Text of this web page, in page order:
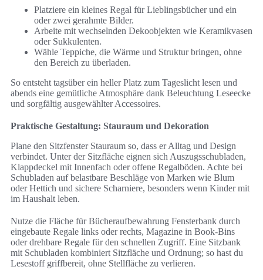
Platziere ein kleines Regal für Lieblingsbücher und ein
oder zwei gerahmte Bilder.
Arbeite mit wechselnden Dekoobjekten wie Keramikvasen
oder Sukkulenten.
Wähle Teppiche, die Wärme und Struktur bringen, ohne
den Bereich zu überladen.
So entsteht tagsüber ein heller Platz zum Tageslicht lesen und
abends eine gemütliche Atmosphäre dank Beleuchtung Leseecke
und sorgfältig ausgewählter Accessoires.
Praktische Gestaltung: Stauraum und Dekoration
Plane den Sitzfenster Stauraum so, dass er Alltag und Design
verbindet. Unter der Sitzfläche eignen sich Auszugsschubladen,
Klappdeckel mit Innenfach oder offene Regalböden. Achte bei
Schubladen auf belastbare Beschläge von Marken wie Blum
oder Hettich und sichere Scharniere, besonders wenn Kinder mit
im Haushalt leben.
Nutze die Fläche für Bücheraufbewahrung Fensterbank durch
eingebaute Regale links oder rechts, Magazine in Book-Bins
oder drehbare Regale für den schnellen Zugriff. Eine Sitzbank
mit Schubladen kombiniert Sitzfläche und Ordnung; so hast du
Lesestoff griffbereit, ohne Stellfläche zu verlieren.